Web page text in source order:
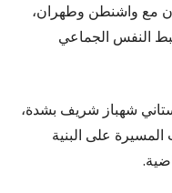
مع واشنطن وطهران،
النفس الجماعي
شهباز شريف بشدة،
المسيرة على البنية